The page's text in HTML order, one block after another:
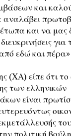
και
αναλάβει
και να μας
για
εδώ και
(ΧΑ) είπε ότι
των ελληνικών
είναι